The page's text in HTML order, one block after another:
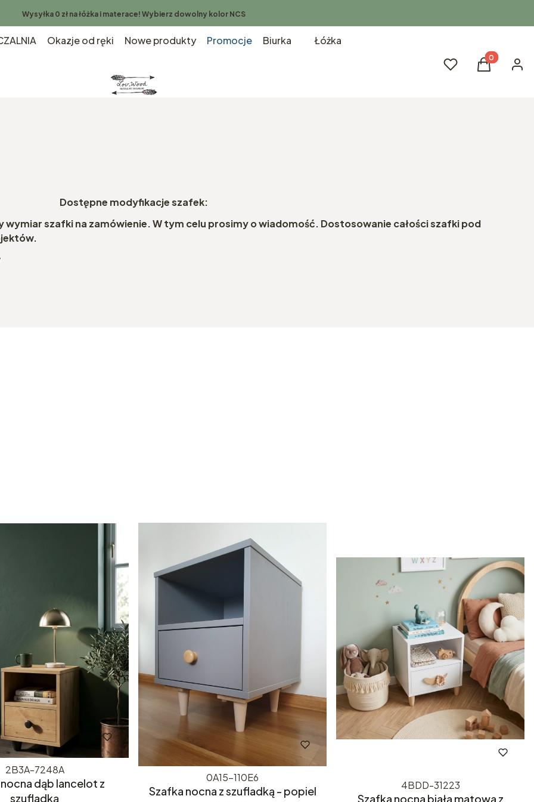
Wysyłka 0 zł na łóżka i materace! Wybierz dowolny kolor NCS
Okazje od ręki Nowe produkty Promocje Biurka Łóżka
UlubioneProdukty w
Koszyk
Dostępne modyfikacje szafek:
szafki na zamówienie. W tym celu prosimy o wiadomość. Dostosowanie całości szafki pod
2B3A-7248A
dąb lancelot z
szufladką
0A15-110E6
Szafka nocna z szufladką - popiel
4BDD-31223
Szafka nocna biała matowa z